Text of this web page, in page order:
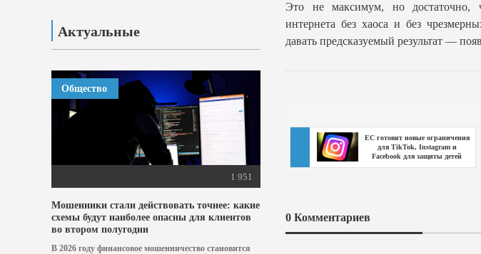
Актуальные
Общество
1 951
Мошенники стали действовать точнее: какие
схемы будут наиболее опасны для клиентов
во втором полугодии
В 2026 году финансовое мошенничество становится
Это не максимум, но достаточно,
интернета без хаоса и без
давать предсказуемый результат —
ЕС готовит новые ограничения
для TikTok, Instagram и
Facebook для защиты детей
0 Комментариев